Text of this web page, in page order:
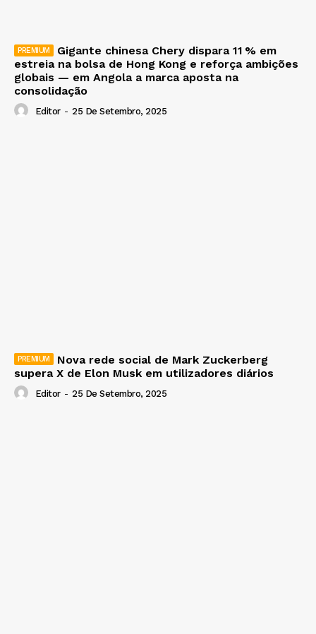
Gigante chinesa Chery dispara 11 % em
estreia na bolsa de Hong Kong e reforça ambições
globais — em Angola a marca aposta na
consolidação
Editor - 25 De Setembro, 2025
Nova rede social de Mark Zuckerberg
supera X de Elon Musk em utilizadores diários
Editor - 25 De Setembro, 2025